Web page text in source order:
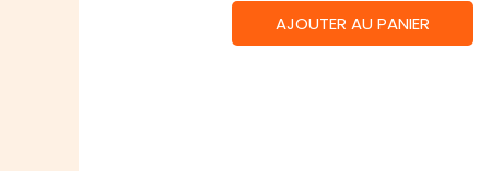
AJOUTER AU PANIER